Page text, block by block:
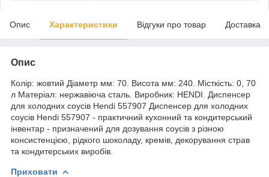
Опис Характеристики Відгуки про товар Доставка
Опис
Колір: жовтий Діаметр мм: 70. Висота мм: 240. Місткість: 0, 70
л Матеріал: нержавіюча сталь. Виробник: HENDI. Диспенсер
для холодних соусів Hendi 557907 Диспенсер для холодних
соусів Hendi 557907 - практичний кухонний та кондитерський
інвентар - призначений для дозування соусів з різною
консистенцією, рідкого шоколаду, кремів, декорування страв
та кондитерських виробів.
Приховати